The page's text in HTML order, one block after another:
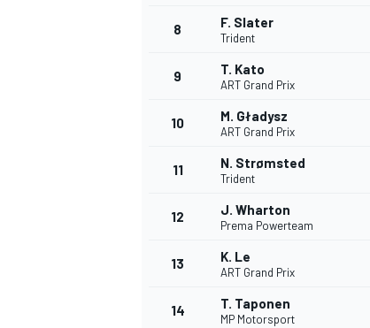
8 F. Slater
Trident
9 T. Kato
ART Grand Prix
10 M. Gładysz
ART Grand Prix
11 N. Strømsted
Trident
12 J. Wharton
Prema Powerteam
13 K. Le
ART Grand Prix
14 T. Taponen
MP Motorsport